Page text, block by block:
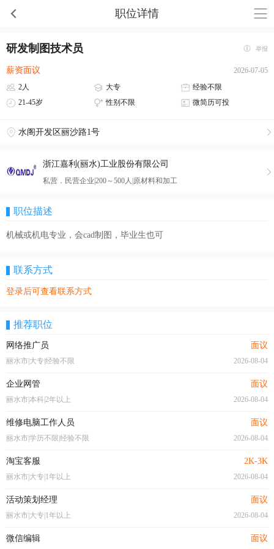
职位详情
研发制图技术员 举报
薪资面议
2026-07-05
2人
大专
经验不限
21-45岁
性别不限 微简历可投
水阁开发区丽沙路1号
浙江嘉利(丽水)工业股份有限公司
私营．民营企业|200～500人|原材料和加工
职位描述
机械或机电专业，会cad制图，毕业生也可
联系方式
登录后可查看联系方式
推荐职位
网络推广员 面议
丽水市|大专|经验不限 2026-08-04
企业网管 面议
丽水市|本科|2年以上 2026-08-04
维修电脑工作人员 面议
丽水市|学历不限|经验不限 2026-08-04
淘宝客服 2K-3K
丽水市|大专|1年以上 2026-08-04
活动策划经理 面议
丽水市|大专|1年以上 2026-08-04
微信编辑 面议